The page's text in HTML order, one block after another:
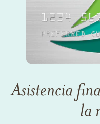
Asistencia
la